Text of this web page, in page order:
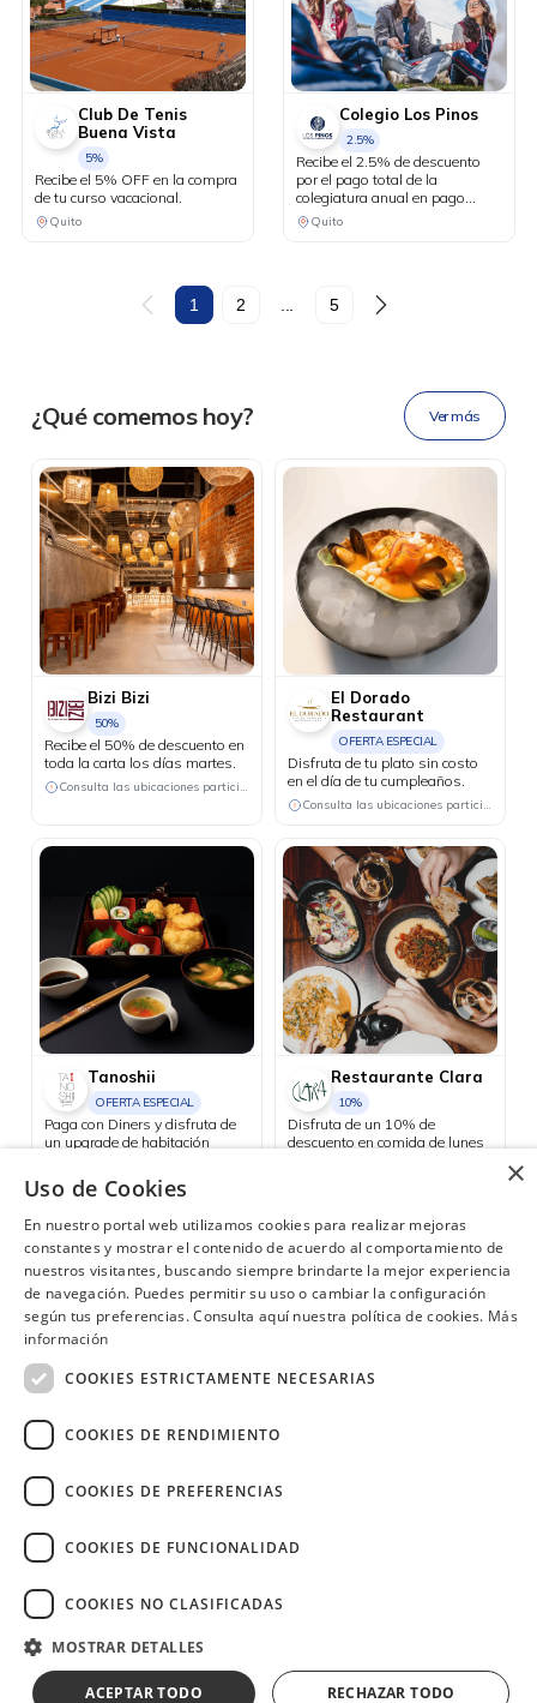
Club De Tenis
Buena Vista
5%
Recibe el 5% OFF en la compra
de tu curso vacacional.
Quito
Colegio Los Pinos
2.5%
Recibe el 2.5% de descuento
por el pago total de la
colegiatura anual en pago
corriente, no acumulable con
otros beneficios. El descuento
Quito
1 2 5
Ahora tus blu benefits
en una
sola app.
DESCÁRGALA
¿Qué comemos hoy? Ver más
Bizi Bizi
50%
Recibe el 50% de descuento en
toda la carta los días martes.
Consulta las ubicaciones participantes
El Dorado
Restaurant
OFERTA ESPECIAL
Disfruta de tu plato sin costo
en el día de tu cumpleaños.
Consulta las ubicaciones participantes
Tanoshii
OFERTA ESPECIAL
Paga con Diners y disfruta de
un upgrade de habitación
Quito
Restaurante Clara
10%
Disfruta de un 10% de
descuento en comida de lunes
¿Necesitas ayuda? (02) 298 1300
Derechos reservados.
×
Uso de Cookies
En nuestro portal web utilizamos cookies para realizar mejoras
constantes y mostrar el contenido de acuerdo al comportamiento de
nuestros visitantes, buscando siempre brindarte la mejor experiencia
de navegación. Puedes permitir su uso o cambiar la configuración
según tus preferencias. Consulta aquí nuestra política de cookies. Más
información
COOKIES ESTRICTAMENTE NECESARIAS
COOKIES DE RENDIMIENTO
COOKIES DE PREFERENCIAS
COOKIES DE FUNCIONALIDAD
COOKIES NO CLASIFICADAS
MOSTRAR DETALLES
ACEPTAR TODO RECHAZAR TODO